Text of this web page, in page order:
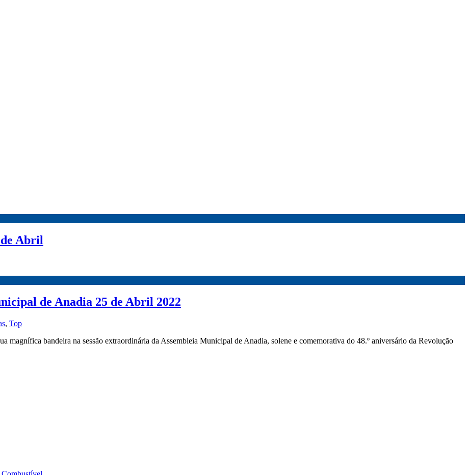
de Abril
de Anadia 25 de Abril 2022
, Top
magnífica bandeira na sessão extraordinária da Assembleia Municipal de Anadia, solene e comemorativa do 48.º aniversário da Revolução